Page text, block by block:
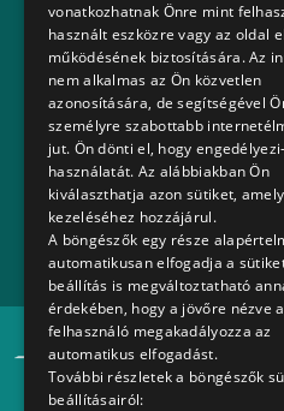
ELÉRHETŐSÉG
Levelezési cím:1980
Székhely:1072
E-mail:karrier@bkv.hu
Írjon nekünk
© 2024 BKV Minden
vonatkozhatnak Önre mint
használt eszközre vagy az oldal
működésének biztosítására. Az
nem alkalmas az Ön közvetlen
azonosítására, de segítségével
személyre szabottabb
jut. Ön dönti el, hogy
használatát. Az alábbiakban Ön
kiválaszthatja azon sütiket,
kezeléséhez hozzájárul.
A böngészők egy része
automatikusan elfogadja a
beállítás is megváltoztatható
érdekében, hogy a jövőre nézve a
felhasználó megakadályozza az
automatikus elfogadást.
További részletek a böngészők
beállításairól: